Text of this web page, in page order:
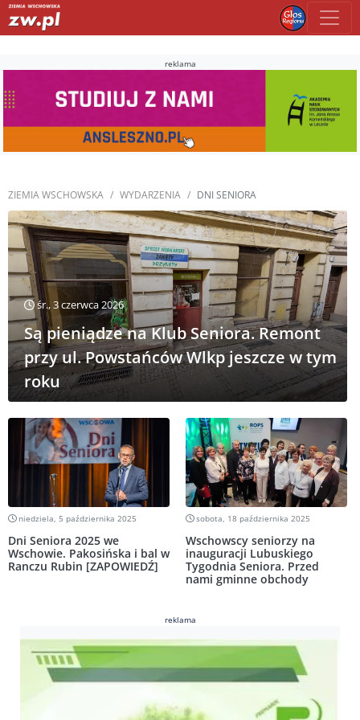
reklama
ZIEMIA WSCHOWSKA WYDARZENIA DNI SENIORA
śr., 3 czerwca 2026
Są pieniądze na Klub Seniora. Remont
przy ul. Powstańców Wlkp jeszcze w tym
roku
niedziela, 5 października 2025
Dni Seniora 2025 we
Wschowie. Pakosińska i bal w
Ranczu Rubin [ZAPOWIEDŹ]
sobota, 18 października 2025
Wschowscy seniorzy na
inauguracji Lubuskiego
Tygodnia Seniora. Przed
nami gminne obchody
reklama